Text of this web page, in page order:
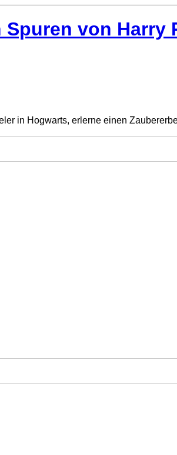
von Harry
in Hogwarts, erlerne einen